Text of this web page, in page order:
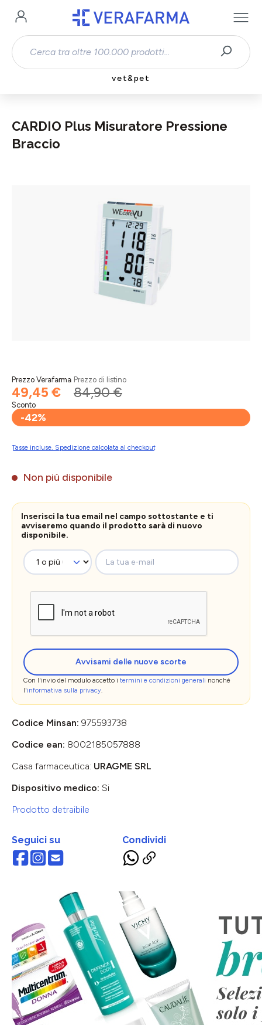
Passa al contenuto principale
vet&pet
CARDIO Plus Misuratore Pressione
Braccio
Prezzo Verafarma
49,45 €
Prezzo di listino
84,90 €
Sconto
-42%
Tasse incluse. Spedizione calcolata al checkout
Non più disponibile
Inserisci la tua email nel campo sottostante e ti
avviseremo quando il prodotto sarà di nuovo
disponibile.
La tua e-mail
Avvisami delle nuove scorte
Con l'invio del modulo accetto i termini e condizioni generali nonché
l'informativa sulla privacy.
Codice Minsan: 975593738
Codice ean: 8002185057888
Casa farmaceutica: URAGME SRL
Dispositivo medico: Si
Prodotto detraibile
Seguici su Condividi